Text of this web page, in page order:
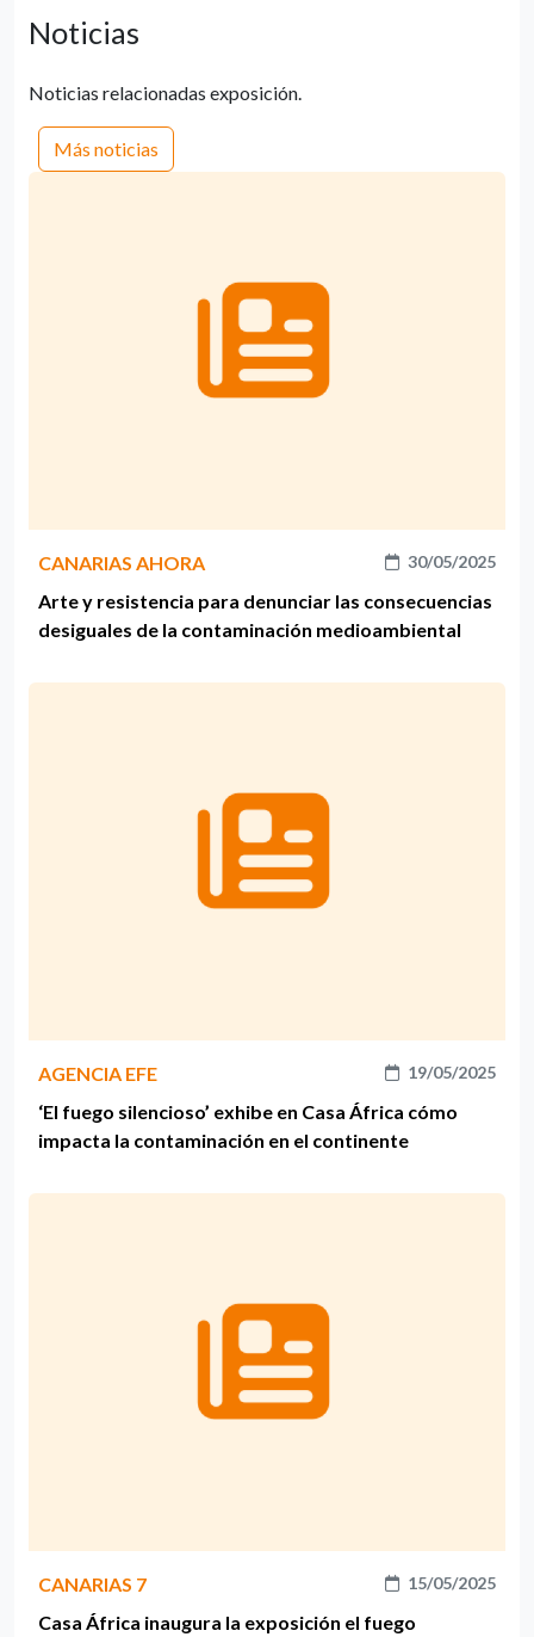
Noticias
Noticias relacionadas exposición.
Más noticias
CANARIAS AHORA 30/05/2025
Arte y resistencia para denunciar las consecuencias
desiguales de la contaminación medioambiental
AGENCIA EFE 19/05/2025
‘El fuego silencioso’ exhibe en Casa África cómo
impacta la contaminación en el continente
CANARIAS 7 15/05/2025
Casa África inaugura la exposición el fuego